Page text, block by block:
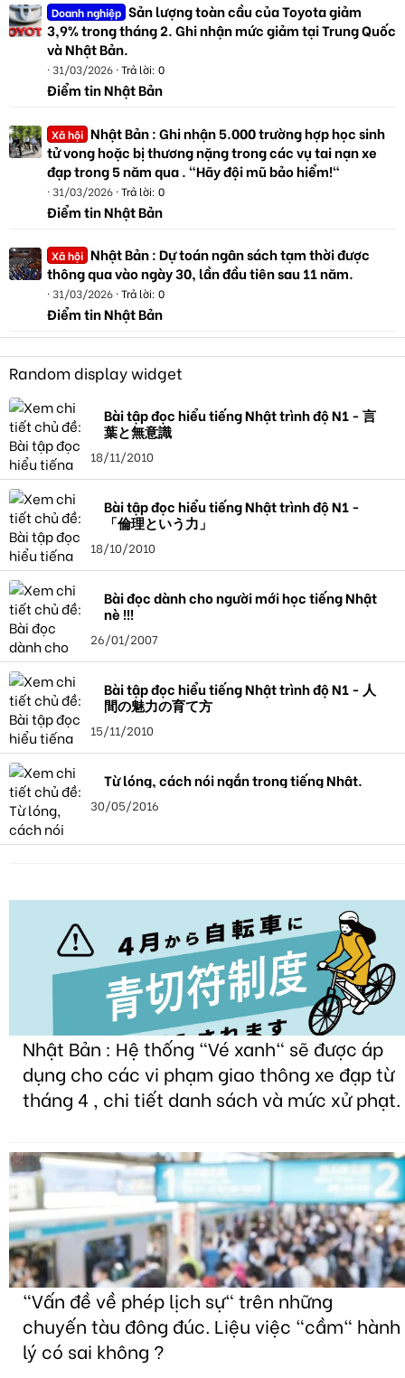
Doanh nghiệp Sản lượng toàn cầu của Toyota giảm
3,9% trong tháng 2. Ghi nhận mức giảm tại Trung Quốc
và Nhật Bản.
31/03/2026 Trả lời: 0
Điểm tin Nhật Bản
Xã hội Nhật Bản : Ghi nhận 5.000 trường hợp học sinh
tử vong hoặc bị thương nặng trong các vụ tai nạn xe
đạp trong 5 năm qua . "Hãy đội mũ bảo hiểm!"
31/03/2026 Trả lời: 0
Điểm tin Nhật Bản
Xã hội Nhật Bản : Dự toán ngân sách tạm thời được
thông qua vào ngày 30, lần đầu tiên sau 11 năm.
31/03/2026 Trả lời: 0
Điểm tin Nhật Bản
Random display widget
Bài tập đọc hiểu tiếng Nhật trình độ N1 - 言
葉と無意識
18/11/2010
Bài tập đọc hiểu tiếng Nhật trình độ N1 -
「倫理という力」
18/10/2010
Bài đọc dành cho người mới học tiếng Nhật
nè !!!
26/01/2007
Bài tập đọc hiểu tiếng Nhật trình độ N1 - 人
間の魅力の育て方
15/11/2010
Từ lóng, cách nói ngắn trong tiếng Nhật.
30/05/2016
Nhật Bản : Hệ thống "Vé xanh" sẽ được áp
dụng cho các vi phạm giao thông xe đạp từ
tháng 4 , chi tiết danh sách và mức xử phạt.
"Vấn đề về phép lịch sự" trên những
chuyến tàu đông đúc. Liệu việc "cầm" hành
lý có sai không ?